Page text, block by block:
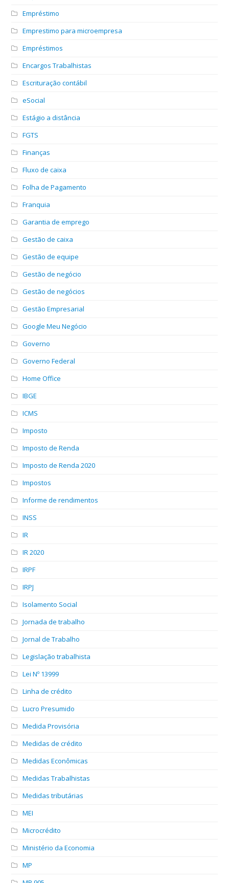
Empréstimo
Emprestimo para microempresa
Empréstimos
Encargos Trabalhistas
Escrituração contábil
eSocial
Estágio a distância
FGTS
Finanças
Fluxo de caixa
Folha de Pagamento
Franquia
Garantia de emprego
Gestão de caixa
Gestão de equipe
Gestão de negócio
Gestão de negócios
Gestão Empresarial
Google Meu Negócio
Governo
Governo Federal
Home Office
IBGE
ICMS
Imposto
Imposto de Renda
Imposto de Renda 2020
Impostos
Informe de rendimentos
INSS
IR
IR 2020
IRPF
IRPJ
Isolamento Social
Jornada de trabalho
Jornal de Trabalho
Legislação trabalhista
Lei Nº 13999
Linha de crédito
Lucro Presumido
Medida Provisória
Medidas de crédito
Medidas Econômicas
Medidas Trabalhistas
Medidas tributárias
MEI
Microcrédito
Ministério da Economia
MP